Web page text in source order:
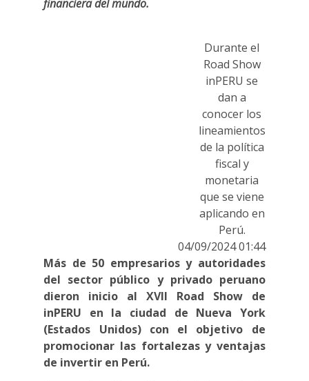
financiera del mundo.
Durante el
Road Show
inPERU se
dan a
conocer los
lineamientos
de la política
fiscal y
monetaria
que se viene
aplicando en
Perú.
04/09/2024 01:44
Más de 50 empresarios y autoridades
del sector público y privado peruano
dieron inicio al XVII Road Show de
inPERU en la ciudad de Nueva York
(Estados Unidos) con el objetivo de
promocionar las fortalezas y ventajas
de invertir en Perú.